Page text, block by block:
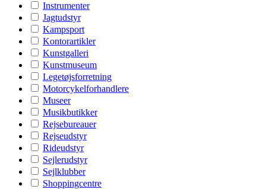
Instrumenter
Jagtudstyr
Kampsport
Kontorartikler
Kunstgalleri
Kunstmuseum
Legetøjsforretning
Motorcykelforhandlere
Museer
Musikbutikker
Rejsebureauer
Rejseudstyr
Rideudstyr
Sejlerudstyr
Sejlklubber
Shoppingcentre